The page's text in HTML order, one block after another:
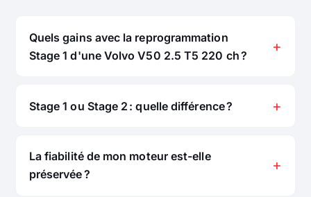
Quels gains avec la reprogrammation
Stage 1 d'une Volvo V50 2.5 T5 220 ch ?
Stage 1 ou Stage 2 : quelle différence ?
La fiabilité de mon moteur est-elle
préservée ?